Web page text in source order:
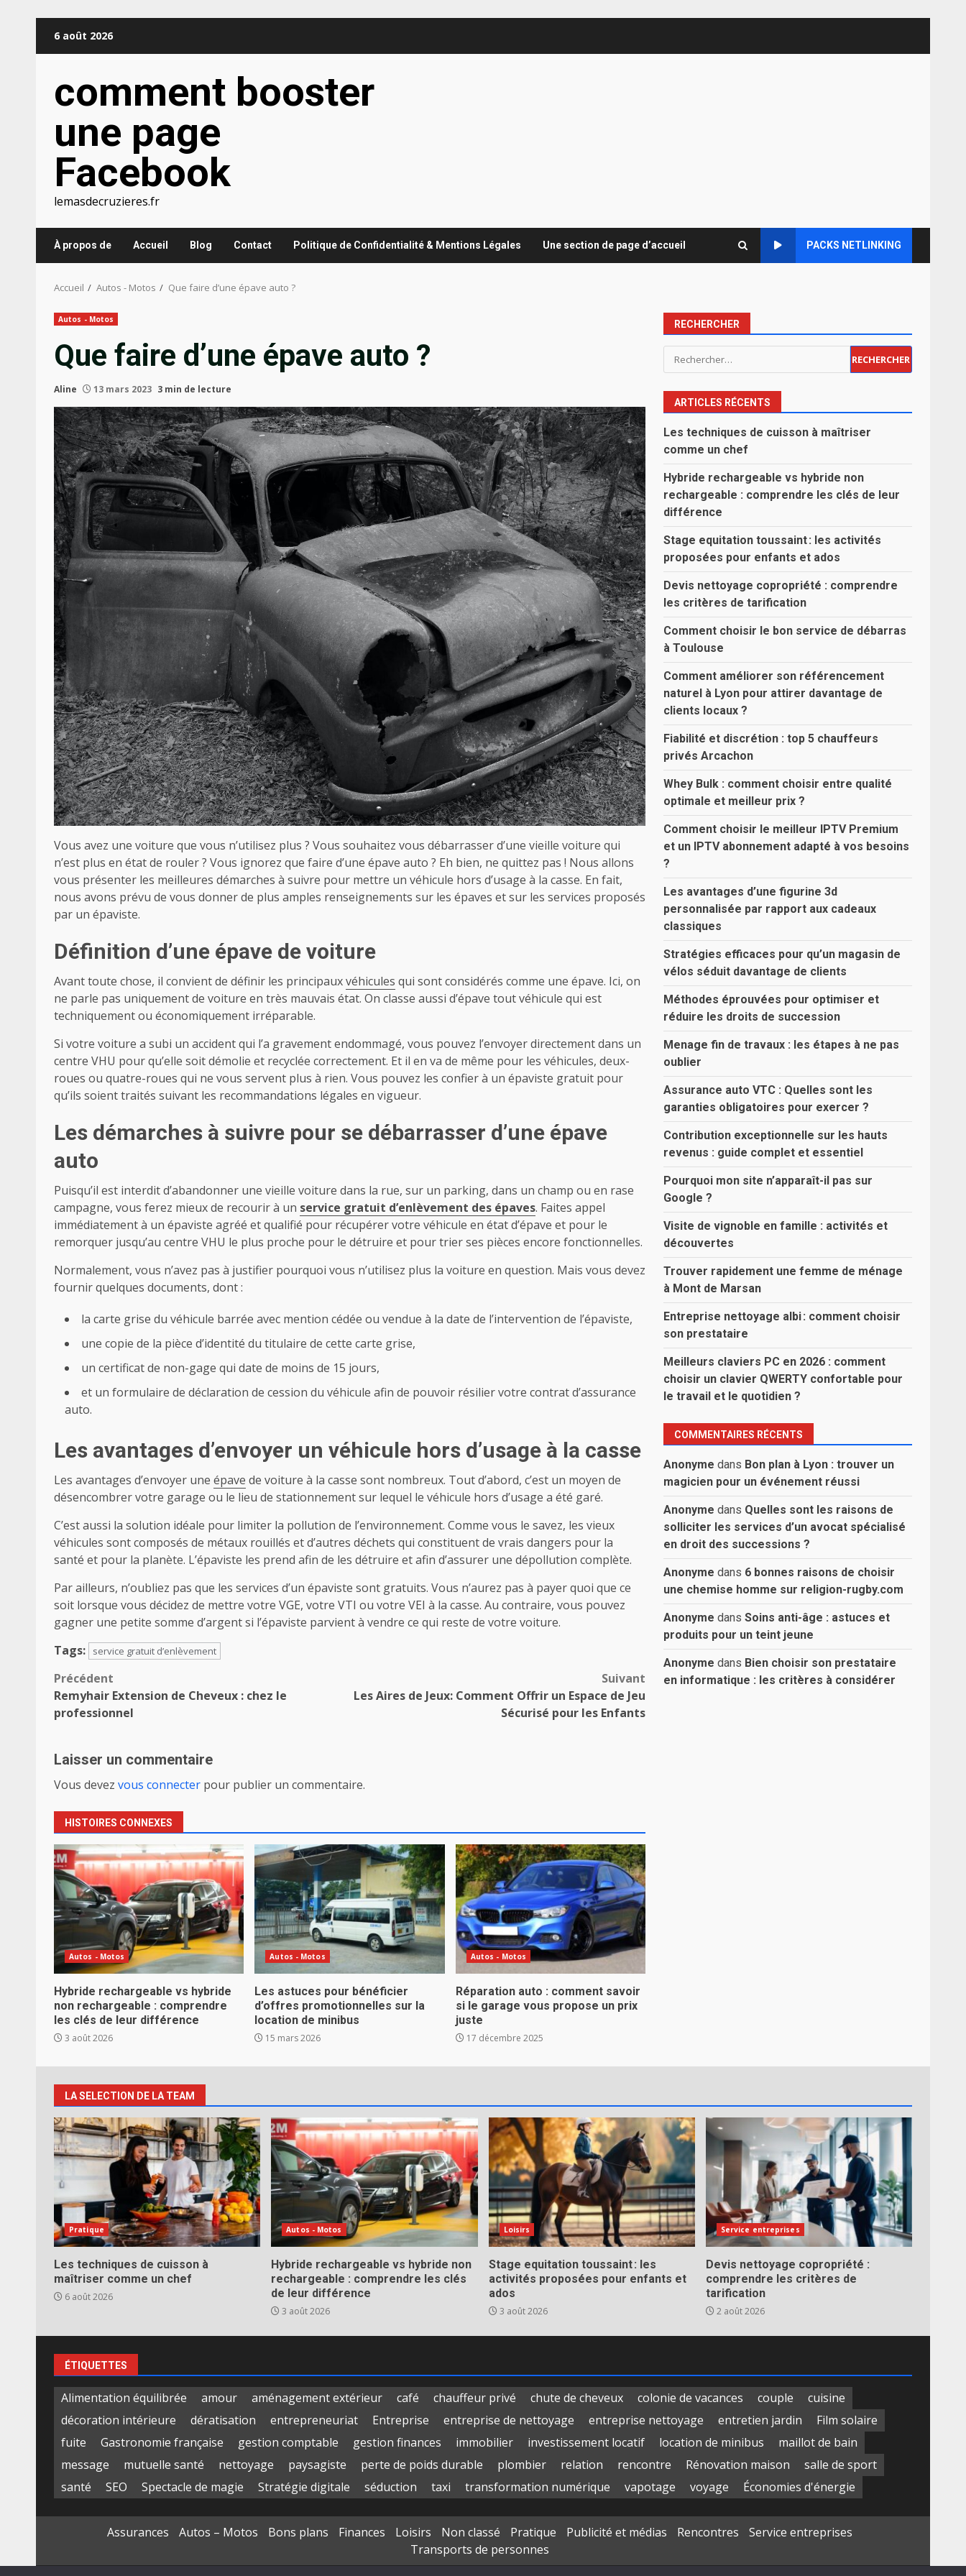
6 août 2026
comment booster
une page
Facebook
lemasdecruzieres.fr
À propos de Accueil Blog Contact Politique de Confidentialité & Mentions Légales Une section de page d’accueil PACKS NETLINKING
Accueil Autos - Motos Que faire d’une épave auto ?
Autos - Motos
Que faire d’une épave auto ?
Aline 13 mars 2023 3 min de lecture
Vous avez une voiture que vous n’utilisez plus ? Vous souhaitez vous débarrasser d’une vieille voiture qui
n’est plus en état de rouler ? Vous ignorez que faire d’une épave auto ? Eh bien, ne quittez pas ! Nous allons
vous présenter les meilleures démarches à suivre pour mettre un véhicule hors d’usage à la casse. En fait,
nous avons prévu de vous donner de plus amples renseignements sur les épaves et sur les services proposés
par un épaviste.
Définition d’une épave de voiture
Avant toute chose, il convient de définir les principauxvéhicules qui sont considérés comme une épave. Ici, on
ne parle pas uniquement de voiture en très mauvais état. On classe aussi d’épave tout véhicule qui est
techniquement ou économiquement irréparable.
Si votre voiture a subi un accident qui l’a gravement endommagé, vous pouvez l’envoyer directement dans un
centre VHU pour qu’elle soit démolie et recyclée correctement. Et il en va de même pour les véhicules, deux-
roues ou quatre-roues qui ne vous servent plus à rien. Vous pouvez les confier à un épaviste gratuit pour
qu’ils soient traités suivant les recommandations légales en vigueur.
Les démarches à suivre pour se débarrasser d’une épave
auto
Puisqu’il est interdit d’abandonner une vieille voiture dans la rue, sur un parking, dans un champ ou en rase
campagne, vous ferez mieux de recourir à un service gratuit d’enlèvement des épaves. Faites appel
immédiatement à un épaviste agréé et qualifié pour récupérer votre véhicule en état d’épave et pour le
remorquer jusqu’au centre VHU le plus proche pour le détruire et pour trier ses pièces encore fonctionnelles.
Normalement, vous n’avez pas à justifier pourquoi vous n’utilisez plus la voiture en question. Mais vous devez
fournir quelques documents, dont :
la carte grise du véhicule barrée avec mention cédée ou vendue à la date de l’intervention de l’épaviste,
une copie de la pièce d’identité du titulaire de cette carte grise,
un certificat de non-gage qui date de moins de 15 jours,
et un formulaire de déclaration de cession du véhicule afin de pouvoir résilier votre contrat d’assurance
auto.
Les avantages d’envoyer un véhicule hors d’usage à la casse
Les avantages d’envoyer une épave de voiture à la casse sont nombreux. Tout d’abord, c’est un moyen de
désencombrer votre garage ou le lieu de stationnement sur lequel le véhicule hors d’usage a été garé.
C’est aussi la solution idéale pour limiter la pollution de l’environnement. Comme vous le savez, les vieux
véhicules sont composés de métaux rouillés et d’autres déchets qui constituent de vrais dangers pour la
santé et pour la planète. L’épaviste les prend afin de les détruire et afin d’assurer une dépollution complète.
Par ailleurs, n’oubliez pas que les services d’un épaviste sont gratuits. Vous n’aurez pas à payer quoi que ce
soit lorsque vous décidez de mettre votre VGE, votre VTI ou votre VEI à la casse. Au contraire, vous pouvez
gagner une petite somme d’argent si l’épaviste parvient à vendre ce qui reste de votre voiture.
Tags:
service gratuit d’enlèvement
Navigation
d’article
Précédent
Remyhair Extension de Cheveux : chez le
professionnel
Suivant
Les Aires de Jeux: Comment Offrir un Espace de Jeu
Sécurisé pour les Enfants
Laisser un commentaire
Vous devez vous connecter pour publier un commentaire.
HISTOIRES CONNEXES
Autos - Motos
Hybride rechargeable vs hybride
non rechargeable : comprendre
les clés de leur différence
3 août 2026
Autos - Motos
Les astuces pour bénéficier
d’offres promotionnelles sur la
location de minibus
15 mars 2026
Autos - Motos
Réparation auto : comment savoir
si le garage vous propose un prix
juste
17 décembre 2025
RECHERCHER
Rechercher :
ARTICLES RÉCENTS
Les techniques de cuisson à maîtriser
comme un chef
Hybride rechargeable vs hybride non
rechargeable : comprendre les clés de leur
différence
Stage equitation toussaint : les activités
proposées pour enfants et ados
Devis nettoyage copropriété : comprendre
les critères de tarification
Comment choisir le bon service de débarras
à Toulouse
Comment améliorer son référencement
naturel à Lyon pour attirer davantage de
clients locaux ?
Fiabilité et discrétion : top 5 chauffeurs
privés Arcachon
Whey Bulk : comment choisir entre qualité
optimale et meilleur prix ?
Comment choisir le meilleur IPTV Premium
et un IPTV abonnement adapté à vos besoins
?
Les avantages d’une figurine 3d
personnalisée par rapport aux cadeaux
classiques
Stratégies efficaces pour qu’un magasin de
vélos séduit davantage de clients
Méthodes éprouvées pour optimiser et
réduire les droits de succession
Menage fin de travaux : les étapes à ne pas
oublier
Assurance auto VTC : Quelles sont les
garanties obligatoires pour exercer ?
Contribution exceptionnelle sur les hauts
revenus : guide complet et essentiel
Pourquoi mon site n’apparaît-il pas sur
Google ?
Visite de vignoble en famille : activités et
découvertes
Trouver rapidement une femme de ménage
à Mont de Marsan
Entreprise nettoyage albi : comment choisir
son prestataire
Meilleurs claviers PC en 2026 : comment
choisir un clavier QWERTY confortable pour
le travail et le quotidien ?
COMMENTAIRES RÉCENTS
Anonyme dans Bon plan à Lyon : trouver un
magicien pour un événement réussi
Anonyme dans Quelles sont les raisons de
solliciter les services d’un avocat spécialisé
en droit des successions ?
Anonyme dans 6 bonnes raisons de choisir
une chemise homme sur religion-rugby.com
Anonyme dansSoins anti-âge : astuces et
produits pour un teint jeune
Anonyme dans Bien choisir son prestataire
en informatique : les critères à considérer
LA SELECTION DE LA TEAM
Pratique
Les techniques de cuisson à
maîtriser comme un chef
6 août 2026
Autos - Motos
Hybride rechargeable vs hybride non
rechargeable : comprendre les clés
de leur différence
3 août 2026
Loisirs
Stage equitation toussaint : les
activités proposées pour enfants et
ados
3 août 2026
Service entreprises
Devis nettoyage copropriété :
comprendre les critères de
tarification
2 août 2026
ÉTIQUETTES
Alimentation équilibrée amour aménagement extérieur café chauffeur privé chute de cheveux colonie de vacances couple
cuisine
décoration intérieure
dératisation entrepreneuriat Entreprise entreprise de nettoyage entreprise nettoyage entretien jardin
Film solaire
fuite
Gastronomie française gestion comptable gestion finances immobilier investissement locatif location de minibus
maillot de bain
message
mutuelle santé nettoyage paysagiste perte de poids durable plombier relation rencontre Rénovation maison
salle de sport
santé
SEO Spectacle de magie Stratégie digitale séduction taxi transformation numérique vapotage voyage Économies d'énergie
Assurances Autos – Motos Bons plans Finances Loisirs Non classé Pratique Publicité et médias Rencontres
Service entreprises
Transports de personnes